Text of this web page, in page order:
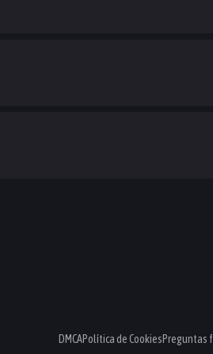
DMCAPolítica de CookiesPreguntas